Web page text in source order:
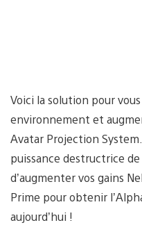
Voici la solution pour
environnement et
Avatar Projection
puissance destructrice
d’augmenter vos gains
Prime pour obtenir
aujourd’hui !